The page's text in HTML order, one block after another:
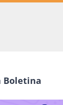
Boletina